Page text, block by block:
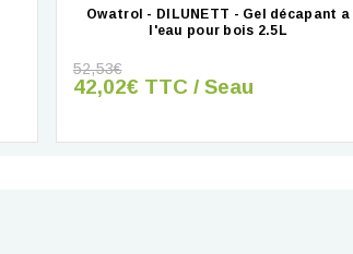
Owatrol - DILUNETT - Gel décapant a
l'eau pour bois 2.5L
52,53€
42,02€ TTC / Seau